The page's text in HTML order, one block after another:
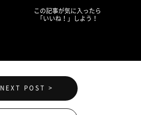
この記事が気に入ったら
「いいね！」しよう！
NEXT POST >